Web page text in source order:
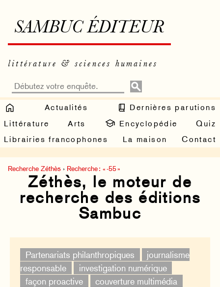
SAMBUC ÉDITEUR
littérature & sciences humaines
Actualités
Dernières parutions
Littérature
Arts Encyclopédie
Quiz
Librairies francophones
La maison Contact
Recherche Zéthès › Recherche : « -55 »
Zéthès, le moteur de
recherche des éditions
Sambuc
Partenariats philanthropiques
journalisme
responsable
investigation numérique
façon proactive
couverture multimédia